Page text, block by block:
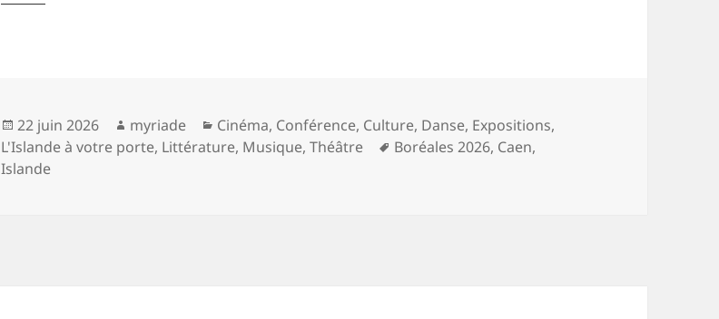
Publié
le
22 juin 2026 Auteur
myriade Catégories
Cinéma, Conférence, Culture, Danse, Expositions,
L'Islande à votre porte, Littérature, Musique,Théâtre
Mots-
Boréales 2026, Caen,
Islande